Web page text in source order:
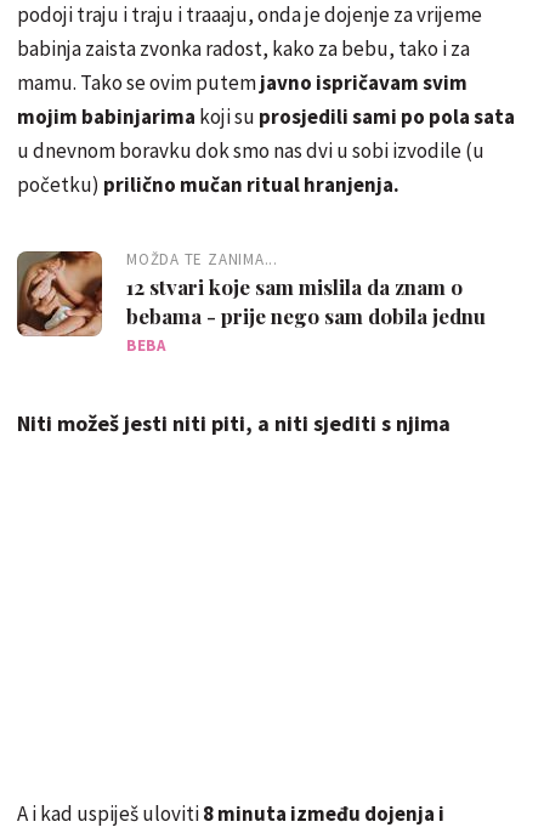
podoji traju i traju i traaaju, onda je dojenje za vrijeme
babinja zaista zvonka radost, kako za bebu, tako i za
mamu. Tako se ovim putemjavno ispričavam svim
mojim babinjarima koji su prosjedili sami po pola sata
u dnevnom boravku dok smo nas dvi u sobi izvodile (u
početku) prilično mučan ritual hranjenja.
MOŽDA TE ZANIMA...
12 stvari koje sam mislila da znam o
bebama - prije nego sam dobila jednu
BEBA
Niti možeš jesti niti piti, a niti sjediti s njima
A i kad uspiješ uloviti8 minuta između dojenja i